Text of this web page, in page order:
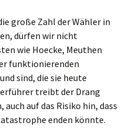
große Zahl der Wähler in
dürfen wir nicht
wie Hoecke, Meuthen
funktionierenden
sind, die sie heute
treibt der Drang
auf das Risiko hin, dass
enden könnte.